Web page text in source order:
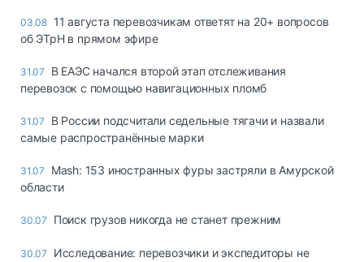
03.08 11 августа перевозчикам ответят на 20+ вопросов
об ЭТрН в прямом эфире
31.07
В ЕАЭС начался второй этап отслеживания
перевозок с помощью навигационных пломб
31.07
В России подсчитали седельные тягачи и назвали
самые распространённые марки
31.07
Mash: 153 иностранных фуры застряли в Амурской
области
30.07 Поиск грузов никогда не станет прежним
30.07
Исследование: перевозчики и экспедиторы не